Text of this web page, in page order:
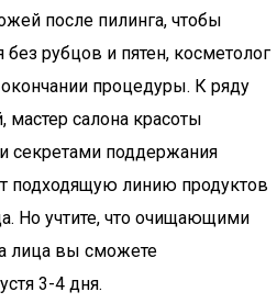
после пилинга, чтобы
рубцов и пятен, косметолог
процедуры. К ряду
мастер салона красоты
секретами поддержания
подходящую линию продуктов
Но учтите, что очищающими
лица вы сможете
3-4 дня.